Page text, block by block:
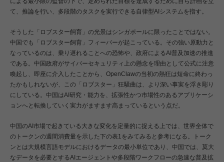
て、推論を行い、多段階のタスクを実行できる自律型AIシステムを指す。
そうした「ロブスター飼育」の光景はシンガポールに限ったことではない。
中国でも「ロブスター飼育」フィーバーが起こっている。その強い原動力と
なっているのは、乗り遅れることへの恐怖や、政府によるAI普及加速の推進
である。中国政府がサイバーセキュリティ上の懸念を理由として公式に注意
喚起し、即座に介入したことから、OpenClawの当初の熱狂は短命に終わっ
たかもしれないが、この「ロブスター」狂騒曲は、より深い事実を浮き彫り
にしている。中国はAI研究・能力を、拡張性かつ市場性のあるアプリケーシ
ョンへと転換していく実力がますます高まっているという点だ。
中国のAI市場で起きている大きな変化を定量的に捉える上では、世界全体で
のトークンの週間消費量を示した下の表1をみてみると参考になる。トーク
ンとは大規模言語モデルにおけるデータの最小単位であり、中国では、莫大
なデータを必要とするAIエージェントや多段階ワークフローの急速な普及拡